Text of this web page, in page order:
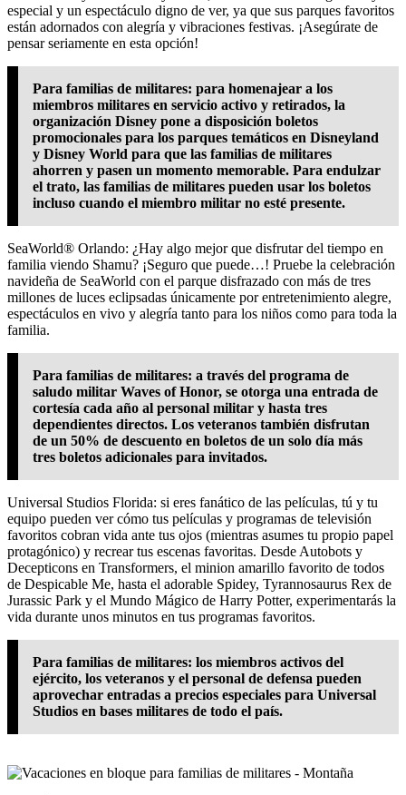
especial y un espectáculo digno de ver, ya que sus parques favoritos
están adornados con alegría y vibraciones festivas. ¡Asegúrate de
pensar seriamente en esta opción!
Para familias de militares: para homenajear a los
miembros militares en servicio activo y retirados, la
organización Disney pone a disposición boletos
promocionales para los parques temáticos en Disneyland
y Disney World para que las familias de militares
ahorren y pasen un momento memorable. Para endulzar
el trato, las familias de militares pueden usar los boletos
incluso cuando el miembro militar no esté presente.
SeaWorld® Orlando: ¿Hay algo mejor que disfrutar del tiempo en
familia viendo Shamu? ¡Seguro que puede…! Pruebe la celebración
navideña de SeaWorld con el parque disfrazado con más de tres
millones de luces eclipsadas únicamente por entretenimiento alegre,
espectáculos en vivo y alegría tanto para los niños como para toda la
familia.
Para familias de militares: a través del programa de
saludo militar Waves of Honor, se otorga una entrada de
cortesía cada año al personal militar y hasta tres
dependientes directos. Los veteranos también disfrutan
de un 50% de descuento en boletos de un solo día más
tres boletos adicionales para invitados.
Universal Studios Florida: si eres fanático de las películas, tú y tu
equipo pueden ver cómo tus películas y programas de televisión
favoritos cobran vida ante tus ojos (mientras asumes tu propio papel
protagónico) y recrear tus escenas favoritas. Desde Autobots y
Decepticons en Transformers, el minion amarillo favorito de todos
de Despicable Me, hasta el adorable Spidey, Tyrannosaurus Rex de
Jurassic Park y el Mundo Mágico de Harry Potter, experimentarás la
vida durante unos minutos en tus programas favoritos.
Para familias de militares: los miembros activos del
ejército, los veteranos y el personal de defensa pueden
aprovechar entradas a precios especiales para Universal
Studios en bases militares de todo el país.